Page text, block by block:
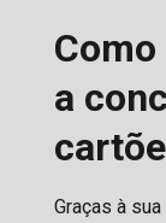
a
Graças à